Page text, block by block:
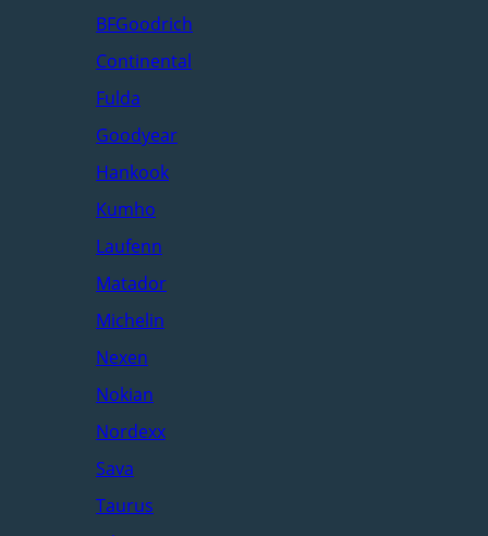
BFGoodrich
Continental
Fulda
Goodyear
Hankook
Kumho
Laufenn
Matador
Michelin
Nexen
Nokian
Nordexx
Sava
Taurus